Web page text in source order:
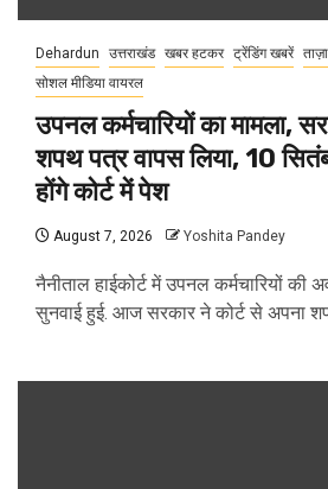
Dehardun उत्तराखंड खबर हटकर ट्रेंडिंग खबरें
सोशल मीडिया वायरल
उपनल कर्मचारियों का मामला,
शपथ पत्र वापस लिया, 10
होंगे कोर्ट में पेश
August 7, 2026 Yoshita Pandey
नैनीताल हाईकोर्ट में उपनल कर्मचारियों की
सुनवाई हुई. आज सरकार ने कोर्ट से अपना